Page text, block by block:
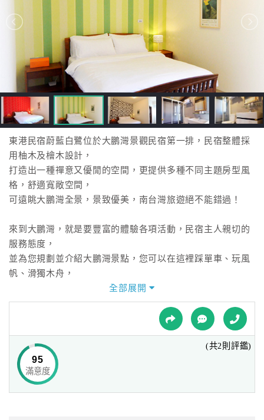
房
直
接
跟
飯
店
訂
房
HOT
特
民
宿
球
網
東港民宿蔚藍白鷺位於大鵬灣景觀民宿第一排，民宿整體採
用柚木及檜木設計，
打造出一種禪意又優閒的空間，更提供多種不同主題房型風
格，舒適寬敞空間，
可遠眺大鵬灣全景，景致優美，南台灣旅遊絕不能錯過！
來到大鵬灣，就是要豐富的體驗各項活動，民宿主人親切的
服務態度，
並為您規劃並介紹大鵬灣景點，您可以在這裡踩單車、玩風
帆、滑獨木舟，
更可以坐快艇遊大鵬灣看夕陽，大鵬灣絕對是值得推薦的休
憩、放鬆的好地方。
全部展開
95
滿意度
(共2則評鑑)